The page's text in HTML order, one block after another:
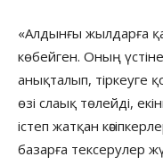
«Алдынғы жылдарға
көбейген. Оның үстіне
анықталып, тіркеуге
өзі слаық төлейді,
істеп жатқан
базарға тексерулер